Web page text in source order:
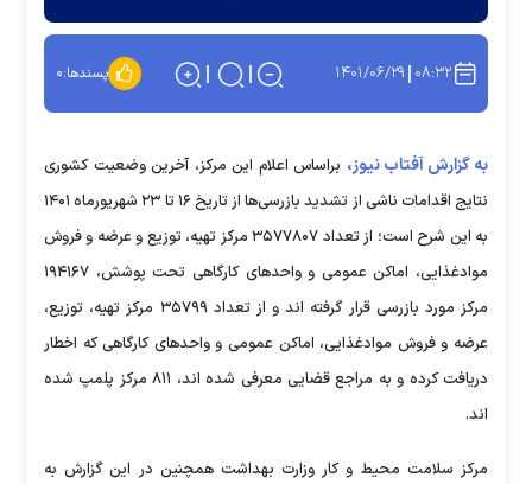
۰۸:۳۲ ۱۴۰۱/۰۶/۲۹ پسندها:۰
به گزارش آفتاب نیوز، براساس اعلام این مرکز، آخرین وضعیت کشوری
نتایج اقدامات ناشی از تشدید بازرسی‌ها از تاریخ ۱۶ تا ۲۳ شهریورماه ۱۴۰۱
به این شرح است؛ از تعداد ۳۵۷۷۸۰۷ مرکز تهیه، توزیع و عرضه و فروش
موادغذایی، اماکن عمومی و واحد‌های کارگاهی تحت پوشش، ۱۹۴۱۶۷
مرکز مورد بازرسی قرار گرفته اند و از تعداد ۳۵۷۹۹ مرکز تهیه، توزیع،
عرضه و فروش موادغذایی، اماکن عمومی و واحد‌های کارگاهی که اخطار
دریافت کرده و به مراجع قضایی معرفی شده اند، ۸۱۱ مرکز پلمپ شده
اند.
مرکز سلامت محیط و کار وزارت بهداشت همچنین در این گزارش به